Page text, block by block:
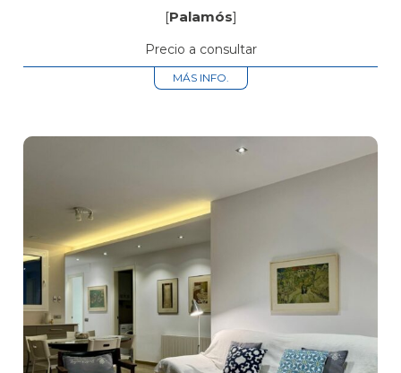
con literas), 3...
[Palamós]
Precio a consultar
MÁS INFO.